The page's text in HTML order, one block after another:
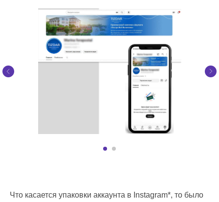
Что касается упаковки аккаунта в Instagram*, то было